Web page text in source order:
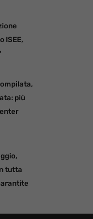
ISEE,
più
tutta